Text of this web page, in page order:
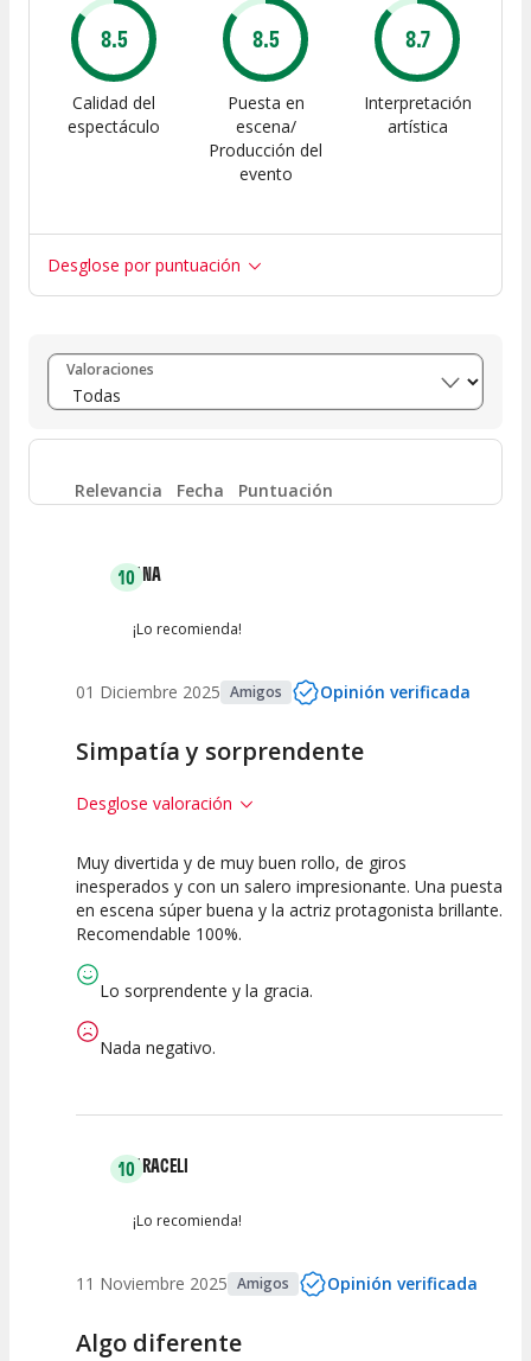
8.5
Calidad del
espectáculo
8.5
Puesta en
escena/
Producción del
evento
8.7
Interpretación
artística
Desglose por puntuación
Entre 8 y 10 (13)
Entre 6 y 8 (0)
Entre 4 y 6 0
Valoraciones
Relevancia Fecha Puntuación
10ANA
¡Lo recomienda!
01 Diciembre 2025 Amigos Opinión verificada
Simpatía y sorprendente
Desglose valoración
10
Calidad del
Espectáculo
10
Puesta en
Escena
10
Interpretación
Muy divertida y de muy buen rollo, de giros
inesperados y con un salero impresionante. Una puesta
en escena súper buena y la actriz protagonista brillante.
Recomendable 100%.
Lo sorprendente y la gracia.
Nada negativo.
10ARACELI
¡Lo recomienda!
11 Noviembre 2025 Amigos Opinión verificada
Algo diferente